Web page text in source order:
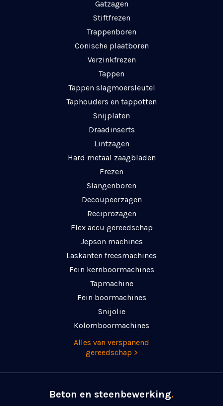
Gatzagen
Stiftfrezen
Trappenboren
Conische plaatboren
Verzinkfrezen
Tappen
Tappen slagmoersleutel
Taphouders en tappotten
Snijplaten
Draadinserts
Lintzagen
Hard metaal zaagbladen
Frezen
Slangenboren
Decoupeerzagen
Reciprozagen
Flex accu gereedschap
Jepson machines
Laskanten freesmachines
Fein kernboormachines
Tapmachine
Fein boormachines
Snijolie
Kolomboormachines
Alles van verspanend
gereedschap >
Beton en steenbewerking.